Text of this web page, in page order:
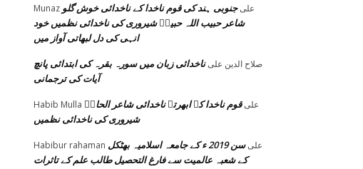
Munaz علىجنوبی ہند کی قوم ناخدا کے ناخدائی خوش گلو
شاعر حبیب اللہ حبیبؔ شیروری کی ناخدائی نظمیں خود
انہی کی دل لبھاتی آواز میں
صلاح الدین علىناخدائی زبان میں سورہ بقرہ کی ابتدائی پانچ
آیات کی ترجمانی
Habib Mulla علىقوم ناخدا کے ابھرتے ناخدائی شاعر الحاحؔ
شیروری کی ناخدائی نظمیں
Habibur rahaman على
سن 2019 ء کے جامعہ اسلامیہ بھٹکل
کے شعبہ عالمیت سے فارغ التحصیل طالب علم کے تاثرات